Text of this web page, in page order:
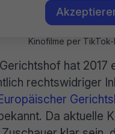
Kinofilme per
hat 2017
rechtswidriger
Da aktuelle